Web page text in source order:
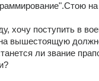
на
хочу поступить в
вышестоящую
ли звание